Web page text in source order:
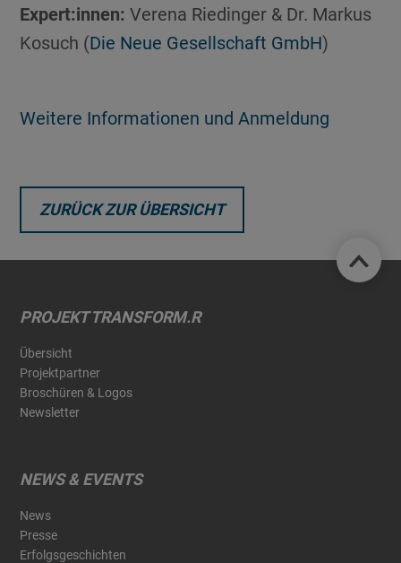
Expert:innen:Verena Riedinger & Dr. Markus
Kosuch (Die Neue Gesellschaft GmbH)
Weitere Informationen und Anmeldung
ZURÜCK ZUR ÜBERSICHT
PROJEKT TRANSFORM.R
Übersicht
Projektpartner
Broschüren & Logos
Newsletter
NEWS & EVENTS
News
Presse
Erfolgsgeschichten